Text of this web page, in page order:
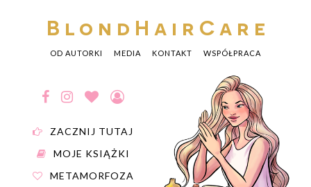
BlondHairCare
OD AUTORKI MEDIA KONTAKT WSPÓŁPRACA
ZACZNIJ TUTAJ
MOJE KSIĄŻKI
METAMORFOZA